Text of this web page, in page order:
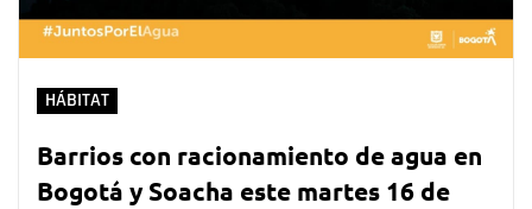
HÁBITAT
Barrios con racionamiento de agua en
Bogotá y Soacha este martes 16 de